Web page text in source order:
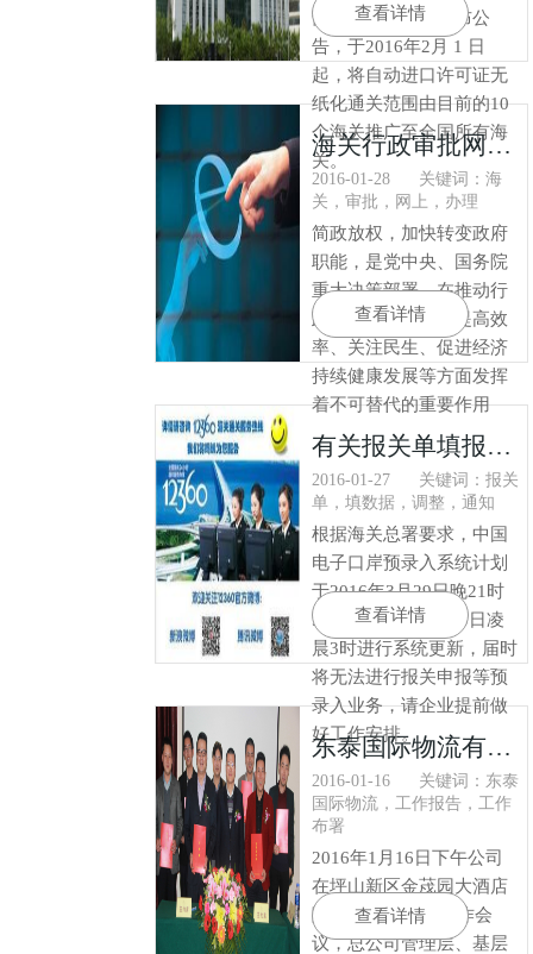
部会同海关总署发布公
告，于2016年2月 1 日
起，将自动进口许可证无
纸化通关范围由目前的10
个海关推广至全国所有海
关。
查看详情
海关行政审批网上办理平台
2016-01-28
关键词：海
关，审批，网上，办理
简政放权，加快转变政府
职能，是党中央、国务院
重大决策部署，在推动行
政机关转变职能、提高效
率、关注民生、促进经济
持续健康发展等方面发挥
着不可替代的重要作用
查看详情
有关报关单填报数据项调整上线的通知
2016-01-27
关键词：报关
单，填数据，调整，通知
根据海关总署要求，中国
电子口岸预录入系统计划
于2016年3月29日晚21时
50分至2016年3月30日凌
晨3时进行系统更新，届时
将无法进行报关申报等预
录入业务，请企业提前做
好工作安排。
查看详情
东泰国际物流有限公司2015年工作报告暨2016年工作布署
2016-01-16
关键词：东泰
国际物流，工作报告，工作
布署
2016年1月16日下午公司
在坪山新区金荗园大酒店
隆重举行2016年工作会
议，总公司管理层、基层
查看详情